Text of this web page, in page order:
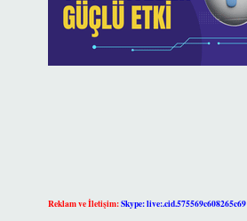
Reklam ve İletişim:Skype: live:.cid.575569c608265c69